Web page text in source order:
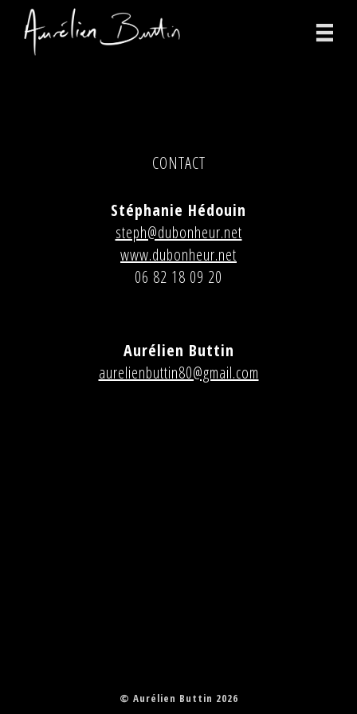
print
contact
facebook
version française
CONTACT
Stéphanie Hédouin
steph@dubonheur.net
www.dubonheur.net
06 82 18 09 20
Aurélien Buttin
aurelienbuttin80@gmail.com
© Aurélien Buttin 2026